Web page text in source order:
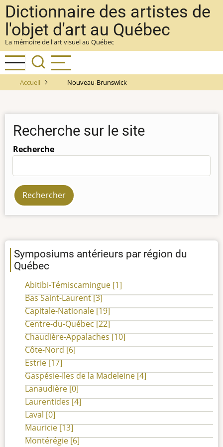
Aller
au
contenu
principal
Dictionnaire des artistes de
l'objet d'art au Québec
La mémoire de l'art visuel au Québec
Accueil Nouveau-Brunswick
Recherche sur le site
Recherche
Symposiums antérieurs par région du
Québec
Abitibi-Témiscamingue [1]
Bas Saint-Laurent[3]
Capitale-Nationale[19]
Centre-du-Québec[22]
Chaudière-Appalaches[10]
Côte-Nord[6]
Estrie[17]
Gaspésie-Iles de la Madeleine[4]
Lanaudière[0]
Laurentides[4]
Laval[0]
Mauricie[13]
Montérégie[6]